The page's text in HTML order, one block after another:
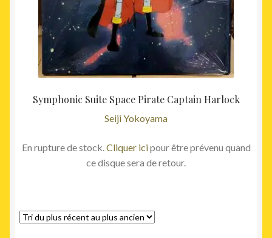
Symphonic Suite Space Pirate Captain Harlock
Seiji Yokoyama
En rupture de stock. Cliquer icipour être prévenu quand
ce disque sera de retour.